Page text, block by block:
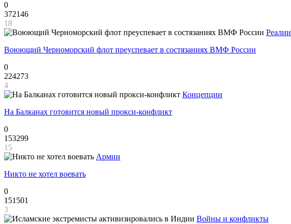
0
372146
18
Реалии
Воюющий Черноморский флот преуспевает в состязаниях ВМФ России
0
224273
4
Концепции
На Балканах готовится новый прокси-конфликт
0
153299
15
Армии
Никто не хотел воевать
0
151501
3
Войны и конфликты